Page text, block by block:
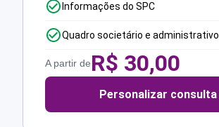
Informações do SPC
Quadro societário e administrativo
A partir deR$ 30,00
Personalizar consulta